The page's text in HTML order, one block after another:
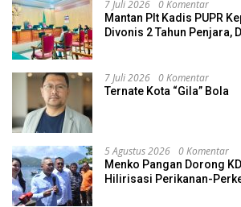
7 Juli 2026 0 Komentar
Mantan Plt Kadis PUPR
Divonis 2 Tahun Penjara,
7 Juli 2026 0 Komentar
Ternate Kota “Gila” Bola
5 Agustus 2026 0 Komentar
Menko Pangan Dorong
Hilirisasi Perikanan-